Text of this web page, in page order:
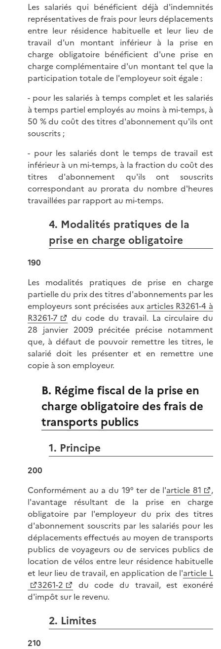
Les salariés qui bénéficient déjà d'indemnités
représentatives de frais pour leurs déplacements
entre leur résidence habituelle et leur lieu de
travail d'un montant inférieur à la prise en
charge obligatoire bénéficient d'une prise en
charge complémentaire d'un montant tel que la
participation totale de l'employeur soit égale :
- pour les salariés à temps complet et les salariés
à temps partiel employés au moins à mi-temps, à
50 % du coût des titres d'abonnement qu'ils ont
souscrits ;
- pour les salariés dont le temps de travail est
inférieur à un mi-temps, à la fraction du coût des
titres d'abonnement qu'ils ont souscrits
correspondant au prorata du nombre d'heures
travaillées par rapport au mi-temps.
4. Modalités pratiques de la
prise en charge obligatoire
190
Les modalités pratiques de prise en charge
partielle du prix des titres d'abonnements par les
employeurs sont précisées aux articles R3261-4 à
R3261-7
du code du travail. La circulaire du
28 janvier 2009 précitée précise notamment
que, à défaut de pouvoir remettre les titres, le
salarié doit les présenter et en remettre une
copie à son employeur.
B. Régime fiscal de la prise en
charge obligatoire des frais de
transports publics
1. Principe
200
Conformément au a du 19° ter de l'article 81
,
l'avantage résultant de la prise en charge
obligatoire par l'employeur du prix des titres
d'abonnement souscrits par les salariés pour les
déplacements effectués au moyen de transports
publics de voyageurs ou de services publics de
location de vélos entre leur résidence habituelle
et leur lieu de travail, en application de l'article L
3261-2
du code du travail, est exonéré
d'impôt sur le revenu.
2. Limites
210